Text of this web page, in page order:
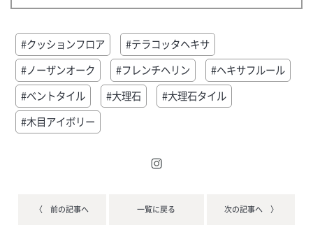
#クッションフロア
#テラコッタヘキサ
#ノーザンオーク
#フレンチヘリン
#ヘキサフルール
#ベントタイル
#大理石
#大理石タイル
#木目アイボリー
〈 前の記事へ 一覧に戻る 次の記事へ 〉